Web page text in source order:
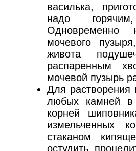
василька,
надо
Одновременно
мочевого
живота
распаренным
мочевой пузырь
Для растворения
любых камней в
корней
измельченных
стаканом
остудить,